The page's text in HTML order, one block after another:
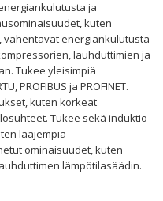
ja
kuten
vähentävät energiankulutusta
lauhduttimien ja
Tukee yleisimpiä
PROFIBUS ja PROFINET.
kuten korkeat
Tukee sekä induktio-
laajempia
ominaisuudet, kuten
lämpötilasäädin.